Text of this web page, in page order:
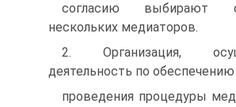
согласию выбирают
нескольких медиаторов.
2. Организация,
деятельность по обеспечению
проведения процедуры